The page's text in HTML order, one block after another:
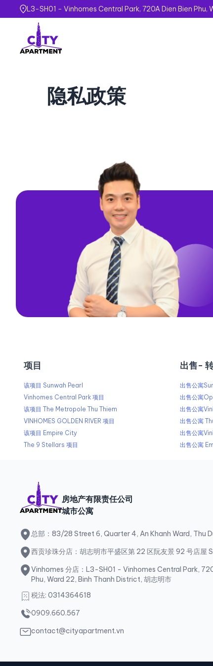
L3-SH01 - Vinhomes Central Park, 720A Dien Bien Phu,
隐私政策
项目
该项目 Sunwah Pearl
Vinhomes Central Park 项目
该项目 The Metropole Thu Thiem
VINHOMES GOLDEN RIVER 项目
该项目 Empire City
The 9 Stellars 项目
出售​​-
出售公寓
出售公寓
出售公寓
出售公寓
出售公寓
出售公寓
房地产有限责任公司
城市公寓
总部：83/28 Street 6, Quarter 4, An Khanh Ward, Thu
西贡珍珠分店：胡志明市平盛区第 22 区阮友景 92 号店屋
Vinhomes 分店：L3-SH01 - Vinhomes Central Park,
Phu, Ward 22, Binh Thanh District, 胡志明市
税法: 0314364618
0909.660.567
contact@cityapartment.vn